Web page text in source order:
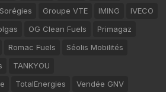
Groupe VTE IMING
IVECO
OG Clean Fuels
Primagaz
Romac Fuels
Séolis Mobilités
TANKYOU
TotalEnergies Vendée GNV